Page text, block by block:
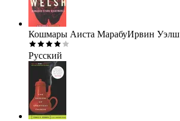
Кошмары Аиста МарабуИрвин Уэлш
Русский